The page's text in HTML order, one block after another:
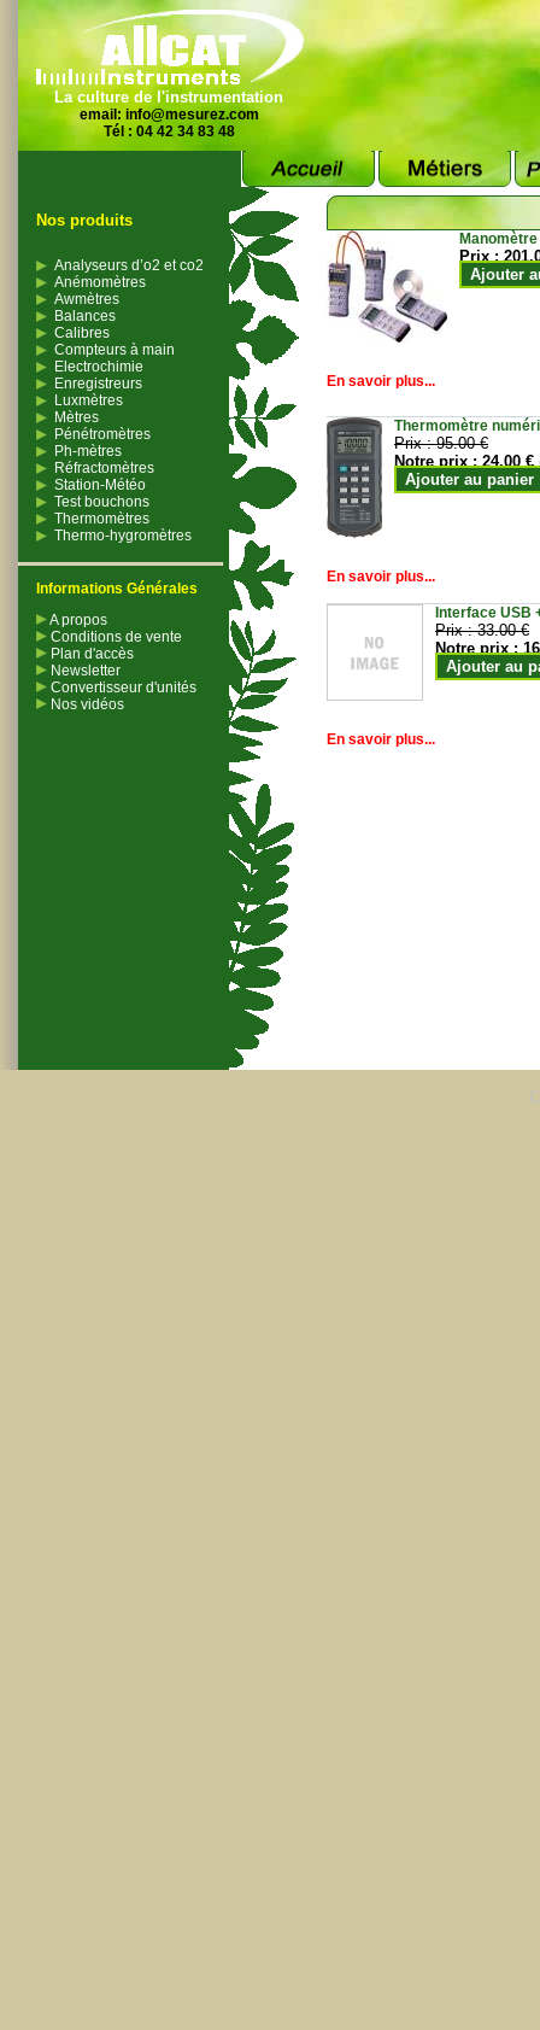
La culture de l'instrumentation
email: info@mesurez.com
Tél : 04 42 34 83 48
Nos produits
Analyseurs d’o2 et co2
Anémomètres
Awmètres
Balances
Calibres
Compteurs à main
Electrochimie
Enregistreurs
Luxmètres
Mètres
Pénétromètres
Ph-mètres
Réfractomètres
Station-Météo
Test bouchons
Thermomètres
Thermo-hygromètres
Informations Générales
A propos
Conditions de vente
Plan d'accès
Newsletter
Convertisseur d'unités
Nos vidéos
Prix :
Ajouter
En savoir plus...
Thermomètre
Prix :95.00 €
Notre prix :24.00 €
Ajouter au panier
En savoir plus...
Interface USB
Prix :33.00 €
Notre prix :
Ajouter au
En savoir plus...